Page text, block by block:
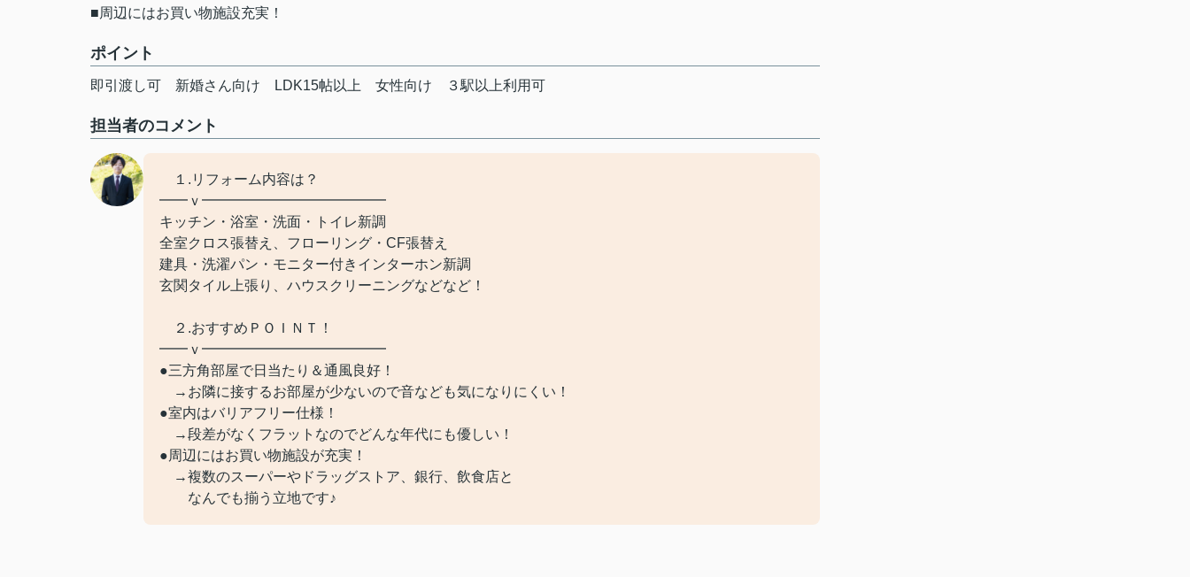
■周辺にはお買い物施設充実！
ポイント
即引渡し可 新婚さん向け LDK15帖以上 女性向け ３駅以上利用可
担当者のコメント
１.リフォーム内容は？
━━ｖ━━━━━━━━━━━━━
キッチン・浴室・洗面・トイレ新調
全室クロス張替え、フローリング・CF張替え
建具・洗濯パン・モニター付きインターホン新調
玄関タイル上張り、ハウスクリーニングなどなど！
２.おすすめＰＯＩＮＴ！
━━ｖ━━━━━━━━━━━━━
●三方角部屋で日当たり＆通風良好！
→お隣に接するお部屋が少ないので音なども気になりにくい！
●室内はバリアフリー仕様！
→段差がなくフラットなのでどんな年代にも優しい！
●周辺にはお買い物施設が充実！
→複数のスーパーやドラッグストア、銀行、飲食店と
なんでも揃う立地です♪